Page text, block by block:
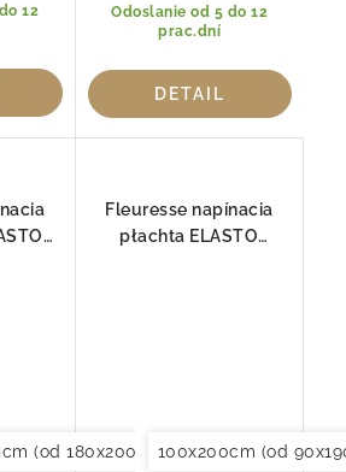
12
Odoslanie od 5 do 12
prac.dní
DETAIL
(od 180x200 do 200x220cm)
Fleuresse napínacia
płachta ELASTO
100x200cm (od